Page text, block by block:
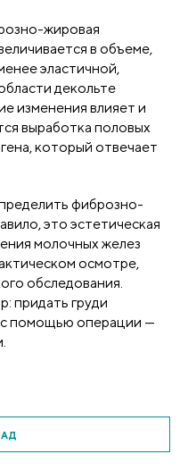
жировая
в объеме,
эластичной,
декольте
изменения влияет и
выработка половых
который отвечает
фиброзно-
это эстетическая
молочных желез
осмотре,
обследования.
придать груди
помощью операции —